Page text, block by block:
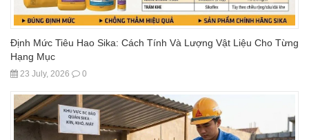
Định Mức Tiêu Hao Sika: Cách Tính Và Lượng Vật Liệu Cho Từng
Hạng Mục
23 July, 2026 0